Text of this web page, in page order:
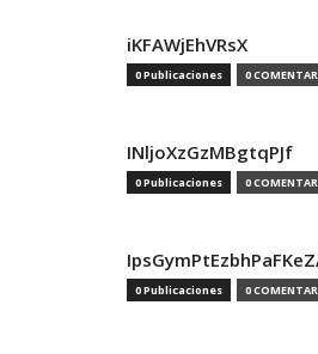
iKFAWjEhVRsX
0 Publicaciones 0
INljoXzGzMBgtqPJf
0 Publicaciones 0
0 Publicaciones 0